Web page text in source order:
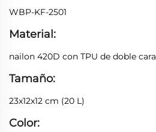
WBP-KF-2501
Material:
nailon 420D con TPU de doble cara
Tamaño:
23x12x12 cm (20 L)
Color: